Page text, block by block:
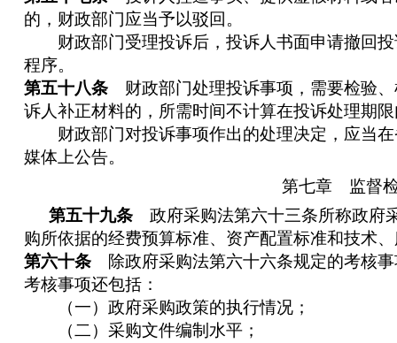
的，财政部门应当予以驳回。
财政部门受理投诉后，投诉人书面申请撤回投
程序。
第五十八条财政部门处理投诉事项，需要检验、
诉人补正材料的，所需时间不计算在投诉处理期
财政部门对投诉事项作出的处理决定，应当在
媒体上公告。
第七章 监督
第五十九条政府采购法第六十三条所称政府
购所依据的经费预算标准、资产配置标准和技术
第六十条除政府采购法第六十六条规定的考核事
考核事项还包括：
（一）政府采购政策的执行情况；
（二）采购文件编制水平；